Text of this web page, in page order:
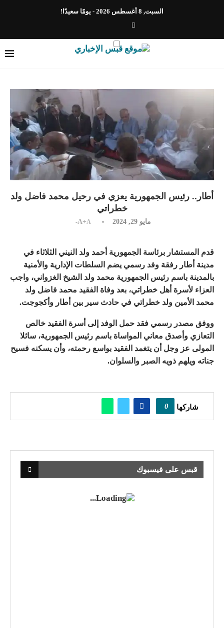
السبت, 8 أغسطس 2026 - يومًا سعيدًا!
أطار.. رئيس الجمهورية يعزي في رحيل محمد فاضل ولد
خطراتي
مايو 29, 2024 A+A-
قدم المستشار برئاسة الجمهورية أحمد ولد النيني الثلاثاء في
مدينة أطار رفقة وفد رسمي يضم السلطات الإدارية والأمنية
بالمدينة باسم رئيس الجمهورية محمد ولد الشيخ الغزواني، واجب
العزاء لأسرة أهل خطراتي، بعد وفاة الفقيد محمد فاضل ولد
محمد الأمين ولد خطراتي في حادث سير بين أطار وأكجوجت.
ووفق مصدر رسمي فقد حمل الوفد إلى أسرة الفقيد خالص
التعازي وأصدق معاني المواساة باسم رئيس الجمهورية، سائلا
المولى عز وجل أن يتغمد الفقيد بواسع رحمته، وأن يسكنه فسيح
جناته ويلهم ذويه الصبر والسلوان.
شاركها 0
قبس على فيسبوك